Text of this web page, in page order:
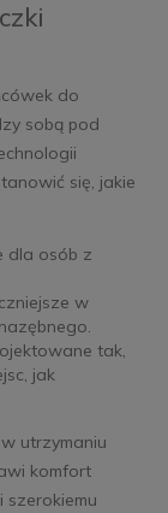
do
sobą pod
się, jakie
dla osób z
w
tak,
jak
utrzymaniu
komfort